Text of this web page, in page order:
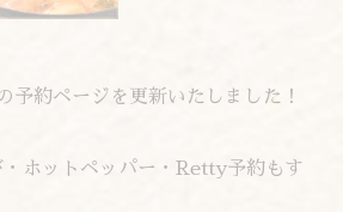
予約ページを更新いたしました！
ホットペッパー・Retty予約もす